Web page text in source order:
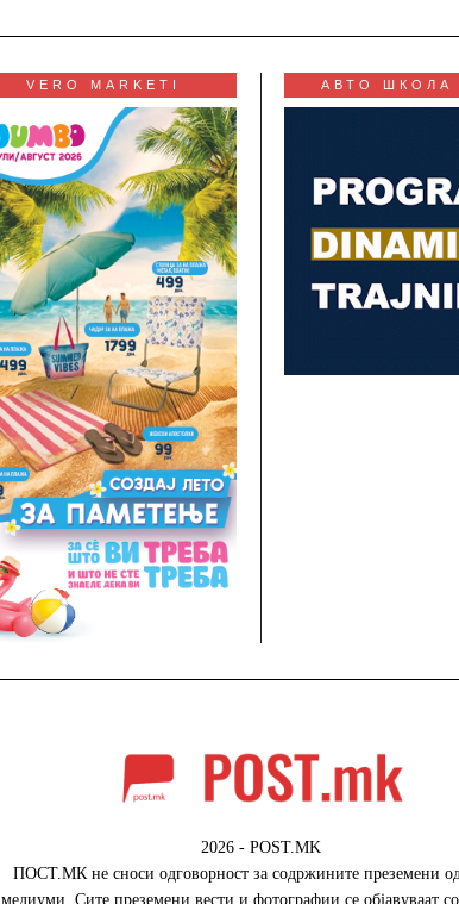
VERO MARKETI АВТО ШКОЛА
2026 - POST.MK
ПОСТ.МК не сноси одговорност за содржините преземени
медиуми. Сите преземени вести и фотографии се објавуваат